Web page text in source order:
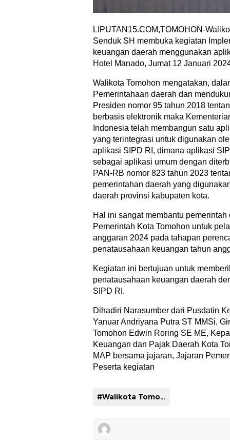
LIPUTAN15.COM,TOMOHON-
Senduk SH membuka kegiatan
keuangan daerah menggunakan
Hotel Manado, Jumat 12 Januari
Walikota Tomohon mengatakan,
Pemerintahaan daerah dan
Presiden nomor 95 tahun 2018
berbasis elektronik maka
Indonesia telah membangun satu
yang terintegrasi untuk digunakan
aplikasi SIPD RI, dimana aplikasi
sebagai aplikasi umum dengan
PAN-RB nomor 823 tahun 2023
pemerintahan daerah yang
daerah provinsi kabupaten kota.
Hal ini sangat membantu
Pemerintah Kota Tomohon untuk
anggaran 2024 pada tahapan
penatausahaan keuangan tahun
Kegiatan ini bertujuan untuk
penatausahaan keuangan daerah
SIPD RI.
Dihadiri Narasumber dari Pusdatin
Yanuar Andriyana Putra ST MMSi,
Tomohon Edwin Roring SE ME,
Keuangan dan Pajak Daerah Kota
MAP bersama jajaran, Jajaran
Peserta kegiatan
#Walikota Tomohon Caroll Senduk